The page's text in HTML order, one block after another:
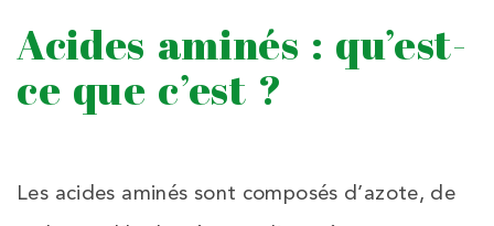
Acides aminés : qu’est-
ce que c’est ?
Les acides aminés sont composés d’azote, de